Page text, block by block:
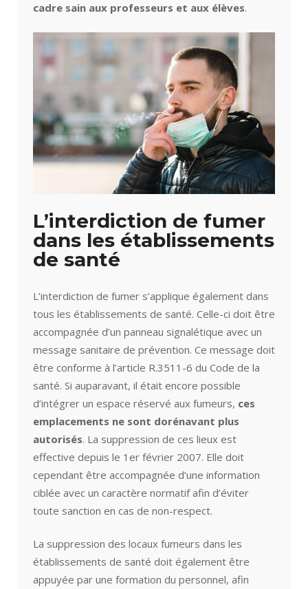
cadre sain aux professeurs et aux élèves.
L’interdiction de fumer
dans les établissements
de santé
L’interdiction de fumer s’applique également dans
tous les établissements de santé. Celle-ci doit être
accompagnée d’un panneau signalétique avec un
message sanitaire de prévention. Ce message doit
être conforme à l’article R.3511-6 du Code de la
santé. Si auparavant, il était encore possible
d’intégrer un espace réservé aux fumeurs, ces
emplacements ne sont dorénavant plus
autorisés. La suppression de ces lieux est
effective depuis le 1er février 2007. Elle doit
cependant être accompagnée d’une information
ciblée avec un caractère normatif afin d’éviter
toute sanction en cas de non-respect.
La suppression des locaux fumeurs dans les
établissements de santé doit également être
appuyée par une formation du personnel, afin